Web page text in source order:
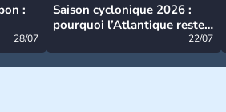
:
28/07
Saison cyclonique 2026 :
pourquoi l’Atlantique reste
22/07